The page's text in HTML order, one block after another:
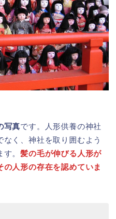
写真です。人形供養の神社
く、神社を取り囲むよう
す。髪の毛が伸びる人形が
人形の存在を認めていま